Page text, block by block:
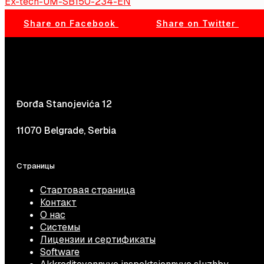
Share on Facebook Share on Twitter
Đorđa Stanojevića 12
11070 Belgrade, Serbia
Страницы
Стартовая страница
Контакт
О нас
Системы
Лицензии и сертификаты
Software